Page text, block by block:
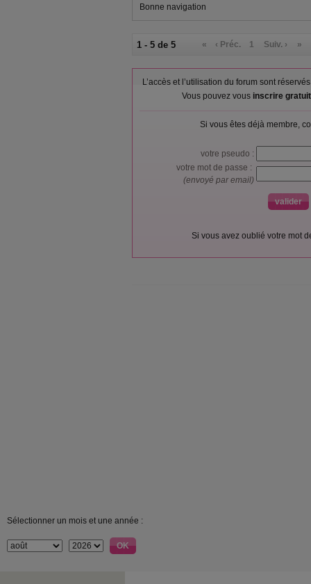
Bonne navigation
1 - 5 de 5 « ‹ Préc. 1 Suiv. › »
L’accès et l’utilisation du forum sont
Vous pouvez vous inscrire
Si vous êtes déjà membre,
votre pseudo :
votre mot de passe :
(envoyé par email)
Si vous avez oublié votre mot
Sélectionner un mois et une année :